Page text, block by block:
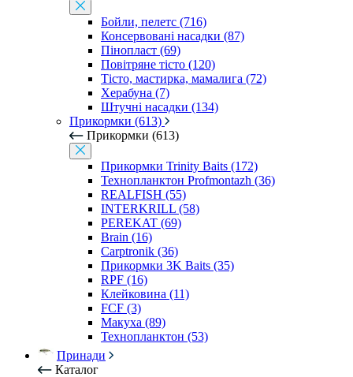
Бойли, пелетс (716)
Консервовані насадки (87)
Пінопласт (69)
Повітряне тісто (120)
Тісто, мастирка, мамалига (72)
Херабуна (7)
Штучні насадки (134)
Прикормки (613)
Прикормки (613)
Прикормки Trinity Baits (172)
Технопланктон Profmontazh (36)
REALFISH (55)
INTERKRILL (58)
PEREKAT (69)
Brain (16)
Carptronik (36)
Прикормки 3K Baits (35)
RPF (16)
Клейковина (11)
FCF (3)
Макуха (89)
Технопланктон (53)
Принади
Каталог